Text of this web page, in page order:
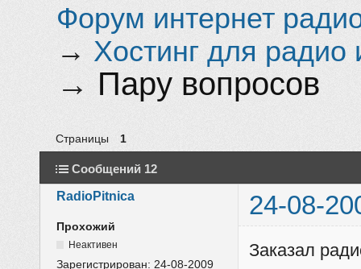
Форум интернет
→ Хостинг для радио
→ Пару вопросов
Страницы 1
Сообщений 12
RadioPitnica
24-08-
Прохожий
Неактивен
Зарегистрирован:24-08-2009
Заказал